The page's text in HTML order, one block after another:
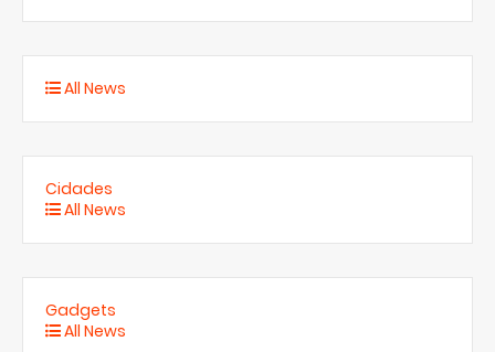
All News
Cidades
All News
Gadgets
All News